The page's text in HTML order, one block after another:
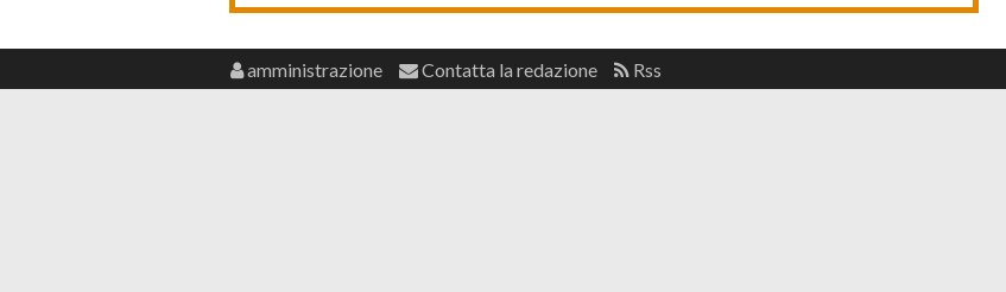
amministrazione Contatta la redazione Rss